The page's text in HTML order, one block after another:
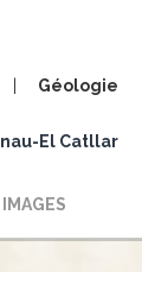
Géologie
El Catllar
IMAGES